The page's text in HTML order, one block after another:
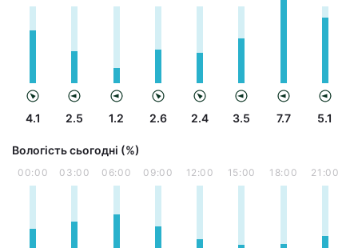
4.1 2.5 1.2 2.6 2.4 3.5 7.7 5.1
Вологість сьогодні (%)
00:00 03:00 06:00 09:00 12:00 15:00 18:00 21:00